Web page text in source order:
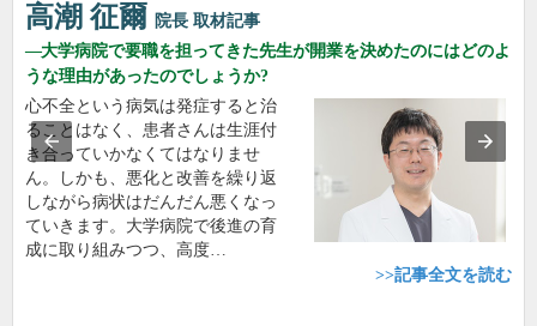
高潮 征爾 院長 取材記事
大学病院で要職を担ってきた先生が開業を決めたのにはどのよ
うな理由があったのでしょうか?
心不全という病気は発症すると治
ることはなく、患者さんは生涯付
き合っていかなくてはなりませ
ん。しかも、悪化と改善を繰り返
しながら病状はだんだん悪くなっ
ていきます。大学病院で後進の育
成に取り組みつつ、高度…
>>記事全文を読む